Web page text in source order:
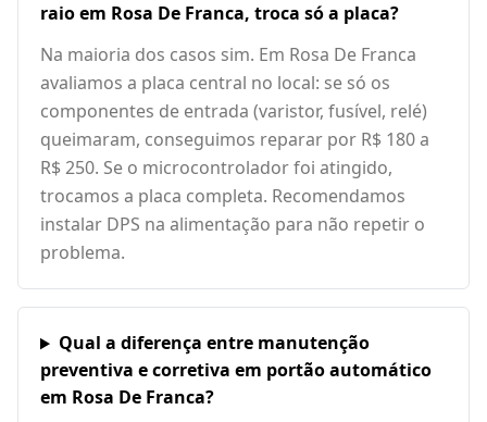
raio em Rosa De Franca, troca só a placa?
Na maioria dos casos sim. Em Rosa De Franca
avaliamos a placa central no local: se só os
componentes de entrada (varistor, fusível, relé)
queimaram, conseguimos reparar por R$ 180 a
R$ 250. Se o microcontrolador foi atingido,
trocamos a placa completa. Recomendamos
instalar DPS na alimentação para não repetir o
problema.
Qual a diferença entre manutenção
preventiva e corretiva em portão automático
em Rosa De Franca?